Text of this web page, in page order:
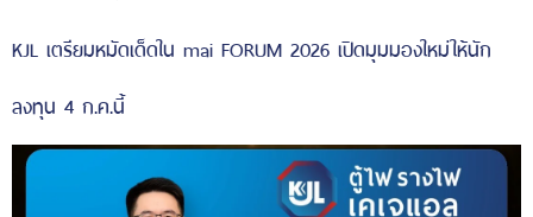
KJL เตรียมหมัดเด็ดใน mai FORUM 2026 เปิดมุมมองใหม่ให้นัก
ลงทุน 4 ก.ค.นี้